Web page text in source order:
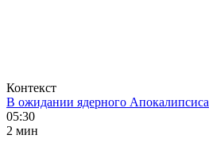
Контекст
В ожидании ядерного Апокалипсиса
05:30
2 мин